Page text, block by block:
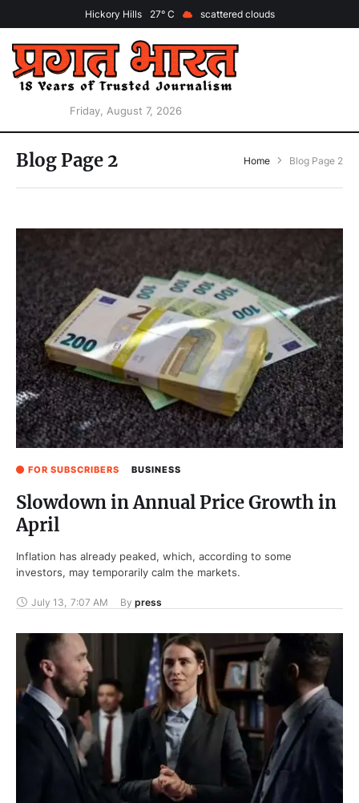
Hickory Hills 27 scattered clouds
Friday, August 7, 2026
Blog Page 2 Home Blog Page 2
FOR SUBSCRIBERS BUSINESS
Slowdown in Annual Price Growth in
April
Inflation has already peaked, which, according to some
investors, may temporarily calm the markets.
July 13 7:07 AM By press